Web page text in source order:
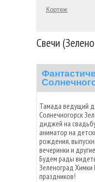
Кортеж
Свечи
Тамада ведущий
Солнечногорск
диджей на
аниматор на
рождения,
вечеринки и
Будем рады
Зеленоград
праздников!